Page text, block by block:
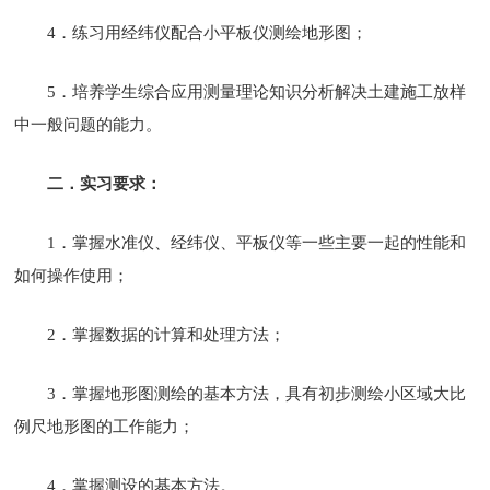
4．练习用经纬仪配合小平板仪测绘地形图；
5．培养学生综合应用测量理论知识分析解决土建施工放样
中一般问题的能力。
二．实习要求：
1．掌握水准仪、经纬仪、平板仪等一些主要一起的性能和
如何操作使用；
2．掌握数据的计算和处理方法；
3．掌握地形图测绘的基本方法，具有初步测绘小区域大比
例尺地形图的工作能力；
4．掌握测设的基本方法。